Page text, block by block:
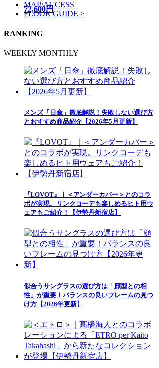
72,600円
MAP/ACCESS
FLOOR GUIDE >
RANKING
WEEKLY MONTHLY
メンズ「日傘」徹底解説！失敗しない選び方
とおすすめ商品紹介【2026年5月更新】
『LOVOT』｜＜アンダーカバー＞とのコラ
ボが実現。リンクコーデも楽しめるヒト用ウ
ェアもご紹介！【伊勢丹新宿店】
似合うサングラスの選び方は「顔型との相
性」が重要！バランスの良いフレームの見つ
け方【2026年更新】